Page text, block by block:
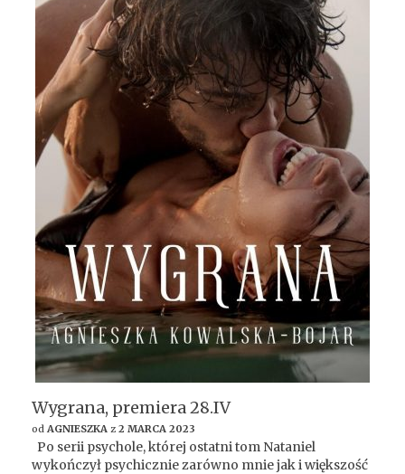
Wygrana, premiera 28.IV
od AGNIESZKA z 2 MARCA 2023
Po serii psychole, której ostatni tom Nataniel
wykończył psychicznie zarówno mnie jak i większość